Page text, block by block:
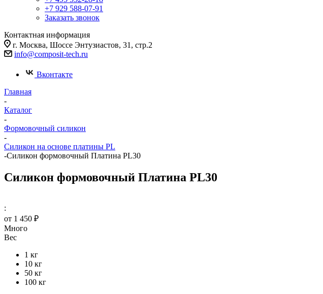
+7 929 588-07-91
Заказать звонок
Контактная информация
г. Москва, Шоссе Энтузиастов, 31, стр.2
info@composit-tech.ru
Вконтакте
Главная
-
Каталог
-
Формовочный силикон
-
Силикон на основе платины PL
-Силикон формовочный Платина PL30
Силикон формовочный Платина PL30
:
от 1 450 ₽
Много
Вес
1 кг
10 кг
50 кг
100 кг